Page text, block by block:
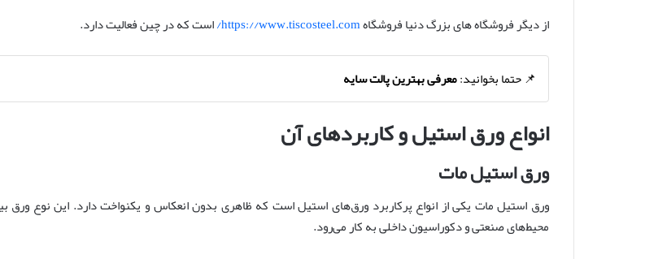
از دیگر فروشگاه های بزرگ دنیا فروشگاهhttps://www.tiscosteel.com/ است که در چین فعالیت دارد.
📌 حتما بخوانید:معرفی بهترین پالت سایه
انواع ورق استیل و کاربردهای آن
ورق استیل مات
ورق استیل مات یکی از انواع پرکاربرد ورق‌های استیل است که ظاهری بدون انعکاس و یکنواخت دارد. این نوع ورق
محیط‌های صنعتی و دکوراسیون داخلی به کار می‌رود.